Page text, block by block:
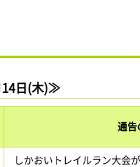
日(木)≫
通告
しかおいトレイルラン大会